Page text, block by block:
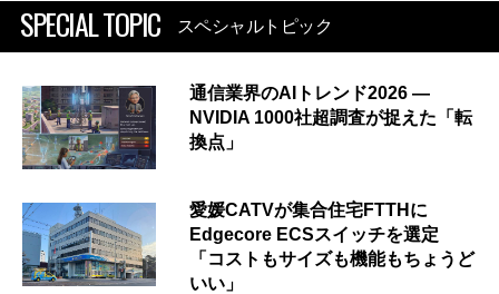
SPECIAL TOPIC スペシャルトピック
通信業界のAIトレンド2026 ―
NVIDIA 1000社超調査が捉えた「転
換点」
愛媛CATVが集合住宅FTTHに
Edgecore ECSスイッチを選定
「コストもサイズも機能もちょうど
いい」